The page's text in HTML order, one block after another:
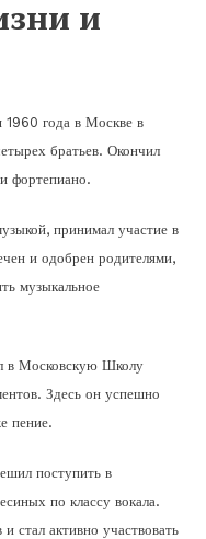
и
1960 года в Москве в
братьев. Окончил
фортепиано.
принимал участие в
и одобрен родителями,
музыкальное
в Московскую Школу
Здесь он успешно
пение.
поступить в
по классу вокала.
стал активно участвовать